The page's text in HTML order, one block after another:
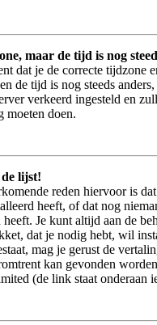
maar de tijd is nog
dat je de correcte tijdzone
de tijd is nog steeds
verkeerd ingesteld en
moeten doen.
lijst!
reden hiervoor is
heeft, of dat nog
heeft. Je kunt altijd aan de
dat je nodig hebt, wil
mag je gerust de
kan gevonden
(de link staat onderaan